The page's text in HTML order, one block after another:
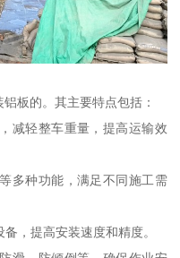
板的。其主要特点包括：
减轻整车重量，提高运输效
多种功能，满足不同施工需
，提高安装速度和精度。